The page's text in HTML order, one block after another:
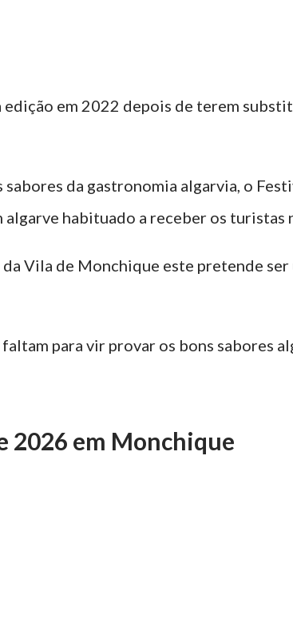
em 2022 depois de terem
da gastronomia algarvia, o
algarve habituado a receber os
Vila de Monchique este pretende
para vir provar os bons sabores
2026 em Monchique